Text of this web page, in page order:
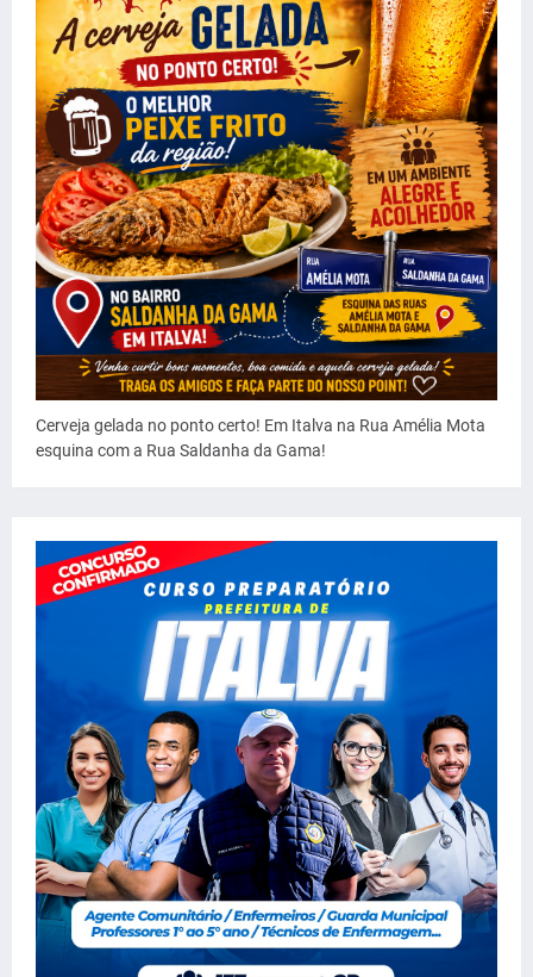
Cerveja gelada no ponto certo! Em Italva na Rua Amélia Mota
esquina com a Rua Saldanha da Gama!